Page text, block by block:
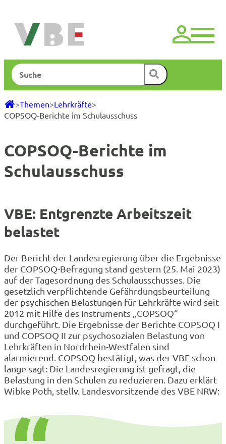
springen
Suchen
>Themen>Lehrkräfte>
COPSOQ-Berichte im Schulausschuss
COPSOQ-Berichte im
Schulausschuss
VBE: Entgrenzte Arbeitszeit
belastet
Der Bericht der Landesregierung über die Ergebnisse
der COPSOQ-Befragung stand gestern (25. Mai 2023)
auf der Tagesordnung des Schulausschusses. Die
gesetzlich verpflichtende Gefährdungsbeurteilung
der psychischen Belastungen für Lehrkräfte wird seit
2012 mit Hilfe des Instruments „COPSOQ“
durchgeführt. Die Ergebnisse der Berichte COPSOQ I
und COPSOQ II zur psychosozialen Belastung von
Lehrkräften in Nordrhein-Westfalen sind
alarmierend. COPSOQ bestätigt, was der VBE schon
lange sagt: Die Landesregierung ist gefragt, die
Belastung in den Schulen zu reduzieren. Dazu erklärt
Wibke Poth, stellv. Landesvorsitzende des VBE NRW: